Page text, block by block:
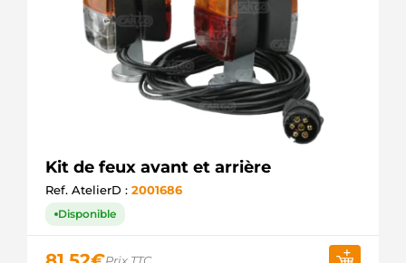
Kit de feux avant et arrière
Ref. AtelierD : 2001686
Disponible